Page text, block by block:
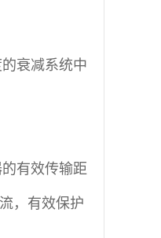
衰减系统中
有效传输距
，有效保护